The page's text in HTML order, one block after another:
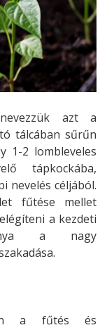
azt a
tálcában sűrűn
1-2 lombleveles
tápkockába,
nevelés céljából.
fűtése mellet
a kezdeti
a nagy
a fűtés és